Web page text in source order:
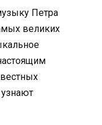
Петра
великих